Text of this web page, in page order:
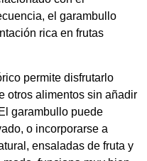
el garambullo
rica en frutas
permite disfrutarlo
otros alimentos sin añadir
garambullo puede
o incorporarse a
ensaladas de fruta y